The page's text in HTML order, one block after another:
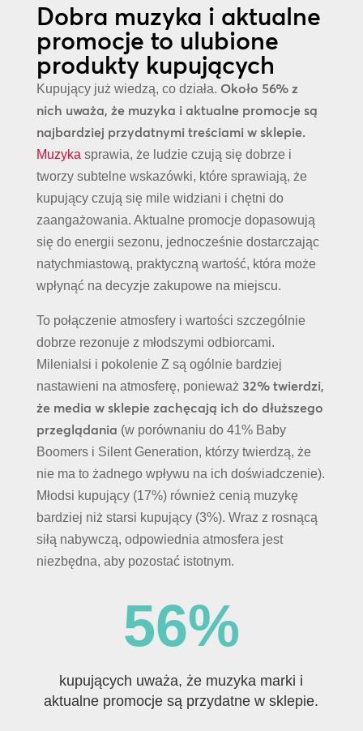
Dobra muzyka i aktualne
promocje to ulubione
produkty kupujących
Kupujący już wiedzą, co działa. Około 56% z
nich uważa, że muzyka i aktualne promocje są
najbardziej przydatnymi treściami w sklepie.
Muzyka sprawia, że ludzie czują się dobrze i
tworzy subtelne wskazówki, które sprawiają, że
kupujący czują się mile widziani i chętni do
zaangażowania. Aktualne promocje dopasowują
się do energii sezonu, jednocześnie dostarczając
natychmiastową, praktyczną wartość, która może
wpłynąć na decyzje zakupowe na miejscu.
To połączenie atmosfery i wartości szczególnie
dobrze rezonuje z młodszymi odbiorcami.
Milenialsi i pokolenie Z są ogólnie bardziej
nastawieni na atmosferę, ponieważ 32% twierdzi,
że media w sklepie zachęcają ich do dłuższego
przeglądania (w porównaniu do 41% Baby
Boomers i Silent Generation, którzy twierdzą, że
nie ma to żadnego wpływu na ich doświadczenie).
Młodsi kupujący (17%) również cenią muzykę
bardziej niż starsi kupujący (3%). Wraz z rosnącą
siłą nabywczą, odpowiednia atmosfera jest
niezbędna, aby pozostać istotnym.
56%
kupujących uważa, że muzyka marki i
aktualne promocje są przydatne w sklepie.